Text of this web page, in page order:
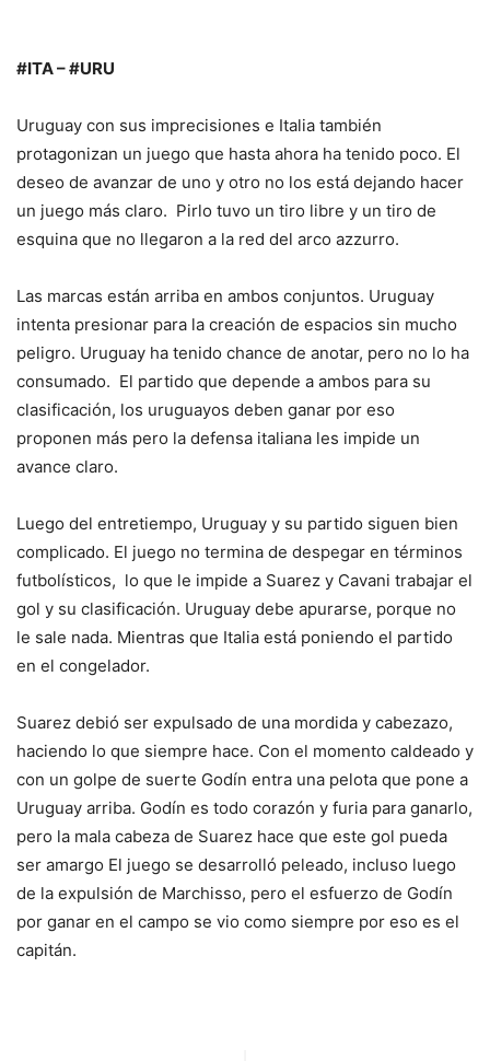
#ITA – #URU
Uruguay con sus imprecisiones e Italia también
protagonizan un juego que hasta ahora ha tenido poco. El
deseo de avanzar de uno y otro no los está dejando hacer
un juego más claro. Pirlo tuvo un tiro libre y un tiro de
esquina que no llegaron a la red del arco azzurro.
Las marcas están arriba en ambos conjuntos. Uruguay
intenta presionar para la creación de espacios sin mucho
peligro. Uruguay ha tenido chance de anotar, pero no lo ha
consumado. El partido que depende a ambos para su
clasificación, los uruguayos deben ganar por eso
proponen más pero la defensa italiana les impide un
avance claro.
Luego del entretiempo, Uruguay y su partido siguen bien
complicado. El juego no termina de despegar en términos
futbolísticos, lo que le impide a Suarez y Cavani trabajar el
gol y su clasificación. Uruguay debe apurarse, porque no
le sale nada. Mientras que Italia está poniendo el partido
en el congelador.
Suarez debió ser expulsado de una mordida y cabezazo,
haciendo lo que siempre hace. Con el momento caldeado y
con un golpe de suerte Godín entra una pelota que pone a
Uruguay arriba. Godín es todo corazón y furia para ganarlo,
pero la mala cabeza de Suarez hace que este gol pueda
ser amargo El juego se desarrolló peleado, incluso luego
de la expulsión de Marchisso, pero el esfuerzo de Godín
por ganar en el campo se vio como siempre por eso es el
capitán.